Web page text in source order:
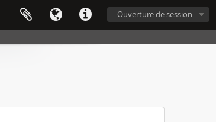
Ouverture de session